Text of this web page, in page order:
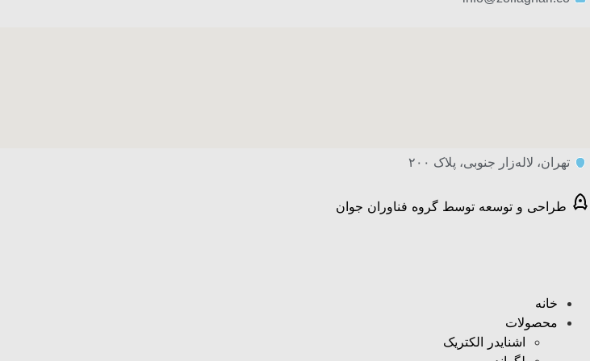
تهران، لاله‌زار جنوبی، پلاک ۲۰۰
طراحی و توسعه توسط گروه فناوران جوان
خانه
محصولات
اشنایدر الکتریک